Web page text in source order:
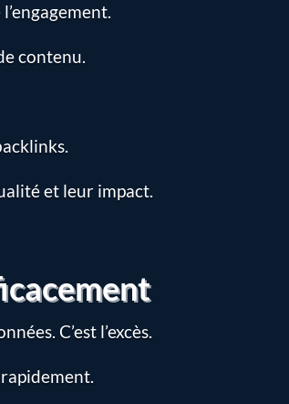
contenu.
et leur impact.
C’est l’excès.